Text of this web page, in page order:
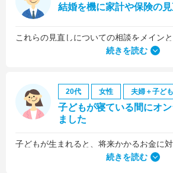
結婚を機に家計や保険の
続きを読む
20代 女性 夫婦＋子ど
子どもが寝ている間にオ
ました
何より、とても親身になって対応してくださって大満足。うちと同じように子どもの将来のお金
続きを読む